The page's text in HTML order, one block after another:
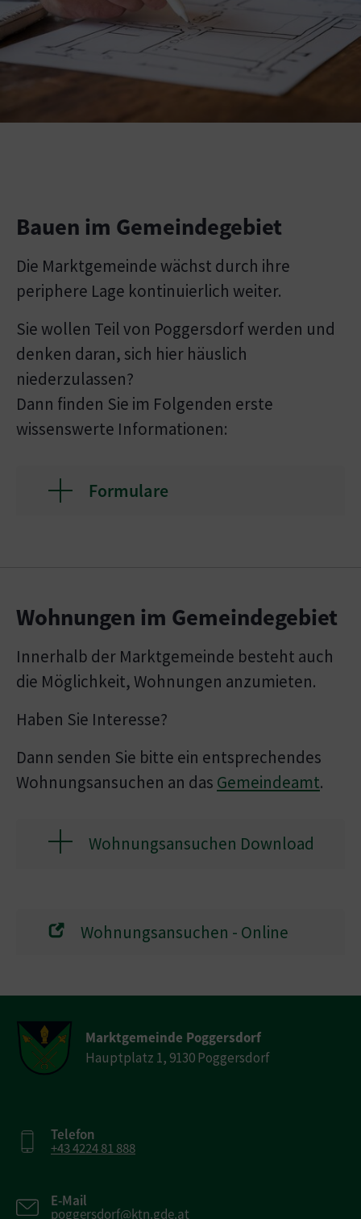
Bauen im Gemeindegebiet
Die Marktgemeinde wächst durch ihre
periphere Lage kontinuierlich weiter.
Sie wollen Teil von Poggersdorf werden und
denken daran, sich hier häuslich
niederzulassen?
Dann finden Sie im Folgenden erste
wissenswerte Informationen:
Formulare
Wohnungen im Gemeindegebiet
Innerhalb der Marktgemeinde besteht auch
die Möglichkeit, Wohnungen anzumieten.
Haben Sie Interesse?
Dann senden Sie bitte ein entsprechendes
Wohnungsansuchen an das Gemeindeamt.
Wohnungsansuchen Download
Wohnungsansuchen - Online
Marktgemeinde Poggersdorf
Hauptplatz 1, 9130 Poggersdorf
Telefon
+43 4224 81 888
E-Mail
poggersdorf@ktn.gde.at